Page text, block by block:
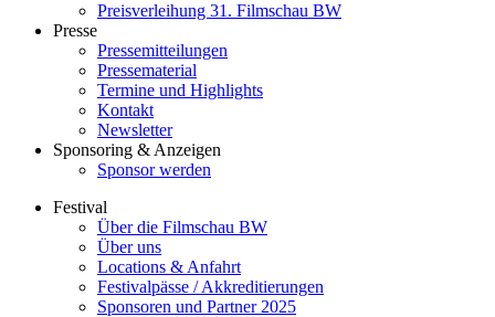
Preisverleihung 31. Filmschau BW
Presse
Pressemitteilungen
Pressematerial
Termine und Highlights
Kontakt
Newsletter
Sponsoring & Anzeigen
Sponsor werden
Festival
Über die Filmschau BW
Über uns
Locations & Anfahrt
Festivalpässe / Akkreditierungen
Sponsoren und Partner 2025